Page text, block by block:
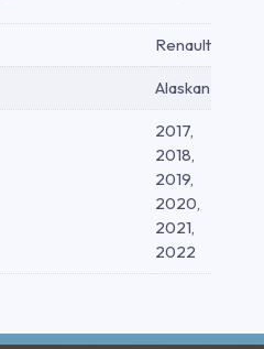
Renault
Alaskan
2017,
2018,
2019,
2020,
2021,
2022